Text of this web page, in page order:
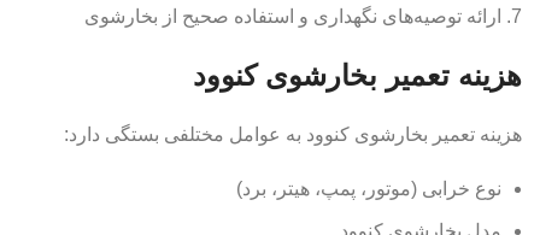
ارائه توصیه‌های نگهداری و استفاده صحیح از بخارشوی
هزینه تعمیر بخارشوی کنوود
هزینه تعمیر بخارشوی کنوود به عوامل مختلفی بستگی دارد:
نوع خرابی (موتور، پمپ، هیتر، برد)